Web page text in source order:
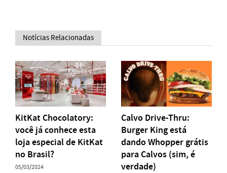
Notícias Relacionadas
KitKat Chocolatory:
você já conhece esta
loja especial de KitKat
no Brasil?
05/03/2024
Calvo Drive-Thru:
Burger King está
dando Whopper grátis
para Calvos (sim, é
verdade)